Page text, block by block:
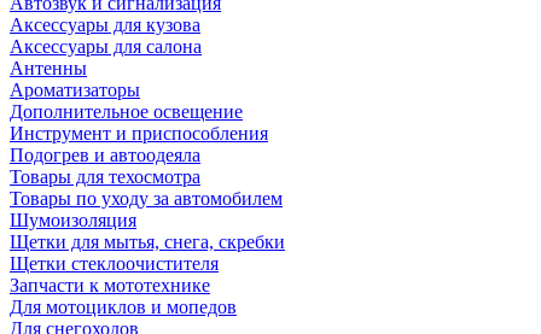
Аксессуары для кузова
Аксессуары для салона
Антенны
Ароматизаторы
Дополнительное освещение
Инструмент и приспособления
Подогрев и автоодеяла
Товары для техосмотра
Товары по уходу за автомобилем
Шумоизоляция
Щетки для мытья, снега, скребки
Щетки стеклоочистителя
Запчасти к мототехнике
Для мотоциклов и мопедов
Для снегоходов